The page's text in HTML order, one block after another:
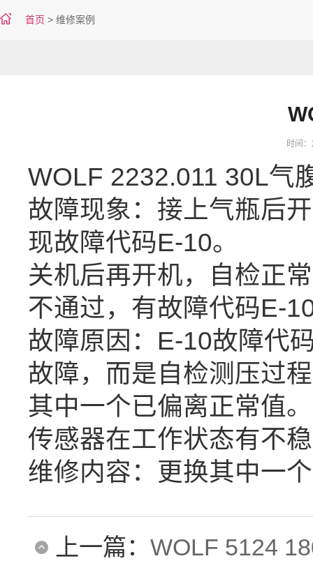
首页 > 维修案例
时间
WOLF 2232.011 30L气
故障现象：接上气瓶后
现故障代码E-10。
关机后再开机，自检正
不通过，有故障代码E-
故障原因：E-10故障代
故障，而是自检测压过
其中一个已偏离正常值
传感器在工作状态有不
维修内容：更换其中一
上一篇： WOLF 5124